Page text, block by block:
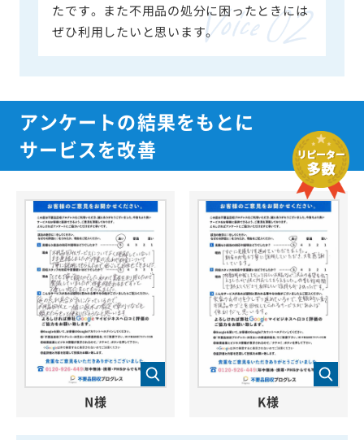
たです。また不用品の処分に困ったときには
ぜひ利用したいと思います。
アンケートの結果をもとに
サービスを改善
N様 K様